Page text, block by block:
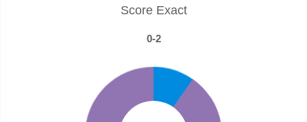
Score Exact
0-2